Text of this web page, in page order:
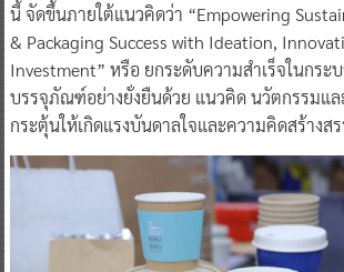
นี้ จัดขึ้นภายใต้แนวคิดว่า “Empowering
& Packaging Success with Ideation,
Investment” หรือ ยกระดับความสําเร็จในกระ
บรรจุภัณฑ์อย่างยั่งยืนด้วย แนวคิด นวัตกรรมแล
กระตุ้นให้เกิดแรงบันดาลใจและความคิดสร้างส